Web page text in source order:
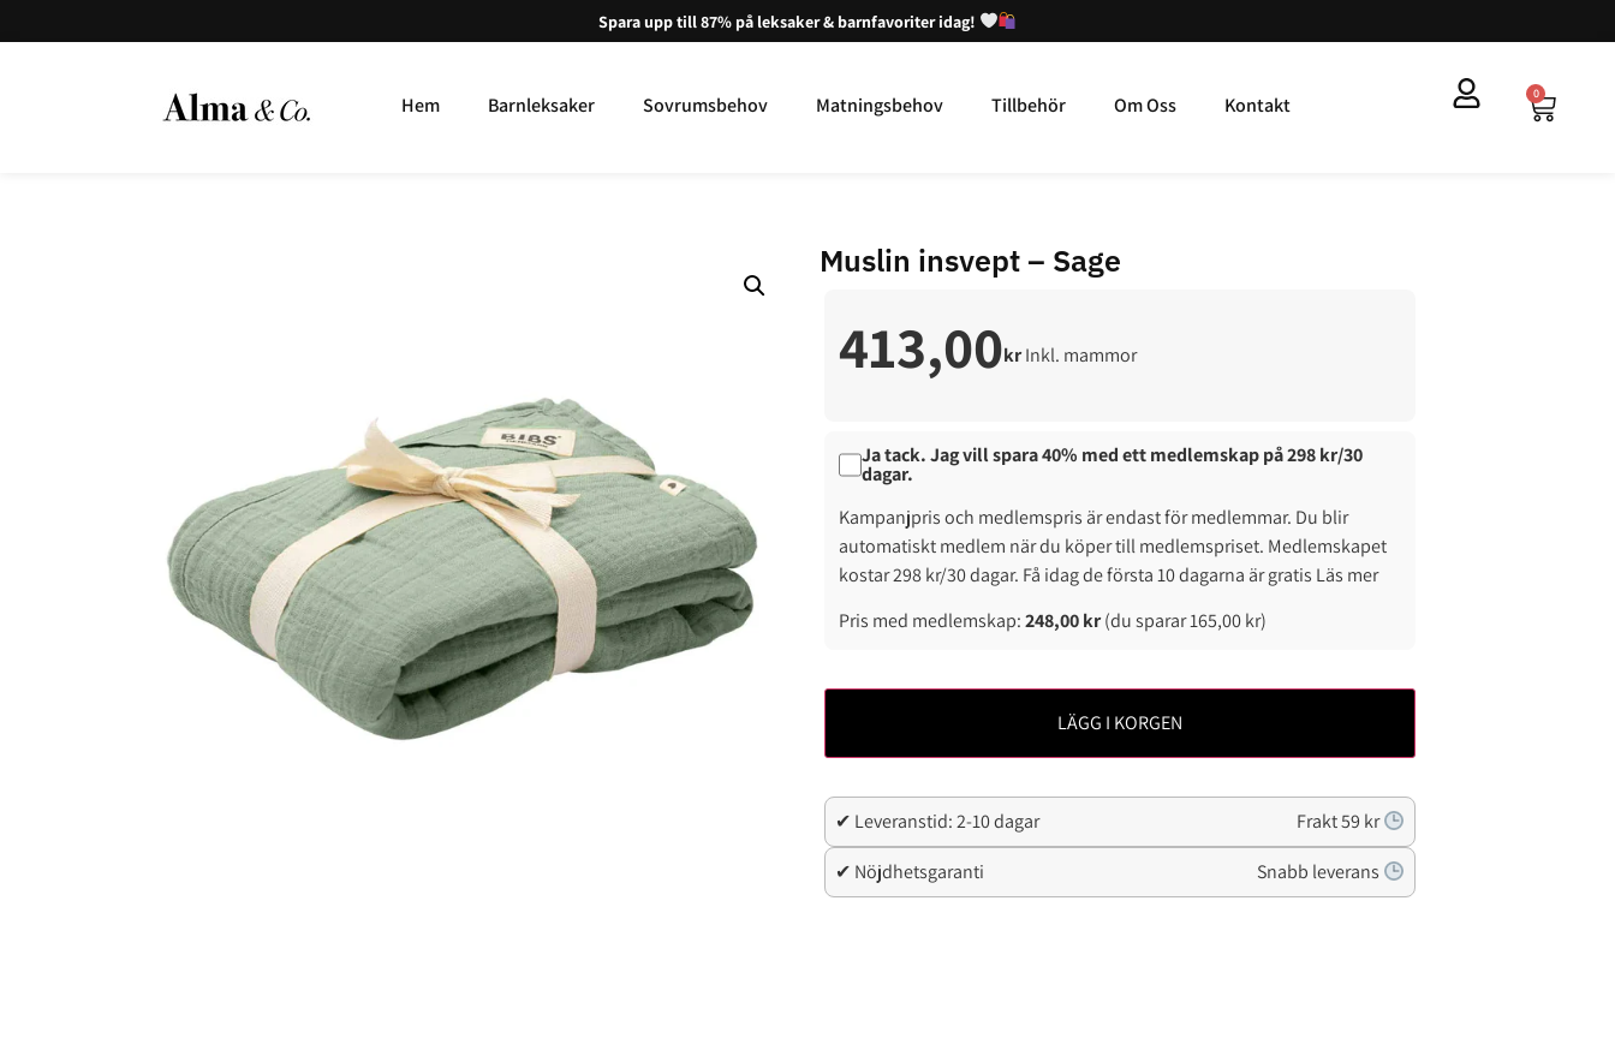
Spara upp till 87% på leksaker & barnfavoriter idag!
Hem Barnleksaker Sovrumsbehov Matningsbehov Tillbehör Om Oss Kontakt 0
Muslin insvept – Sage
413,00krInkl. mammor
Ja tack. Jag vill spara 40% med ett medlemskap på 298 kr/30
dagar.
Kampanjpris och medlemspris är endast för medlemmar. Du blir
automatiskt medlem när du köper till medlemspriset. Medlemskapet
kostar 298 kr/30 dagar. Få idag de första 10 dagarna är gratis Läs mer
Pris med medlemskap:248,00kr(du sparar165,00kr)
LÄGG I KORGEN
✔ Leveranstid: 2-10 dagar
Frakt 59 kr
✔ Nöjdhetsgaranti
Snabb leverans